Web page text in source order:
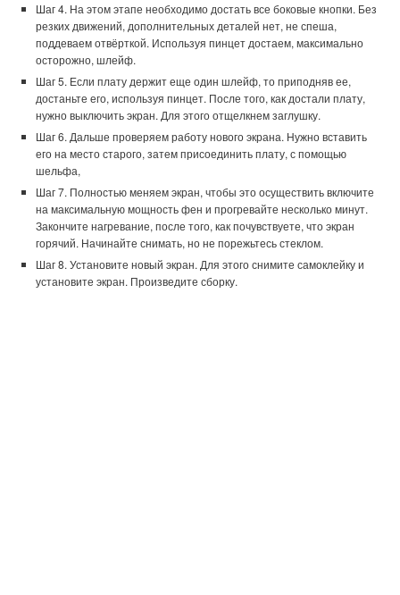
Шаг 4. На этом этапе необходимо достать все боковые кнопки. Без
резких движений, дополнительных деталей нет, не спеша,
поддеваем отвёрткой. Используя пинцет достаем, максимально
осторожно, шлейф.
Шаг 5. Если плату держит еще один шлейф, то приподняв ее,
достаньте его, используя пинцет. После того, как достали плату,
нужно выключить экран. Для этого отщелкнем заглушку.
Шаг 6. Дальше проверяем работу нового экрана. Нужно вставить
его на место старого, затем присоединить плату, с помощью
шельфа,
Шаг 7. Полностью меняем экран, чтобы это осуществить включите
на максимальную мощность фен и прогревайте несколько минут.
Закончите нагревание, после того, как почувствуете, что экран
горячий. Начинайте снимать, но не порежьтесь стеклом.
Шаг 8. Установите новый экран. Для этого снимите самоклейку и
установите экран. Произведите сборку.